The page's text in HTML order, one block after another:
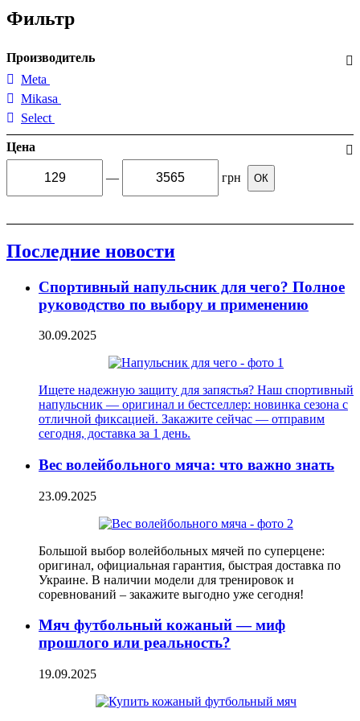
Фильтр
Производитель
Meta
Mikasa
Select
Цена
— грн ОК
Последние новости
Спортивный напульсник для чего? Полное
руководство по выбору и применению
30.09.2025
Ищете надежную защиту для запястья? Наш спортивный
напульсник — оригинал и бестселлер: новинка сезона с
отличной фиксацией. Закажите сейчас — отправим
сегодня, доставка за 1 день.
Вес волейбольного мяча: что важно знать
23.09.2025
Большой выбор волейбольных мячей по суперцене:
оригинал, официальная гарантия, быстрая доставка по
Украине. В наличии модели для тренировок и
соревнований – закажите выгодно уже сегодня!
Мяч футбольный кожаный — миф
прошлого или реальность?
19.09.2025